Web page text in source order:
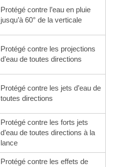
Protégé contre l’eau en pluie
jusqu’à 60° de la verticale
Protégé contre les projections
d’eau de toutes directions
Protégé contre les jets d’eau de
toutes directions
Protégé contre les forts jets
d’eau de toutes directions à la
lance
Protégé contre les effets de